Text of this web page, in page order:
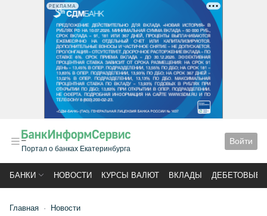
РЕКЛАМА
Портал о банках Екатеринбурга
Войти
БАНКИ НОВОСТИ КУРСЫ ВАЛЮТ ВКЛАДЫ ДЕБЕТОВЫЕ
Главная Новости